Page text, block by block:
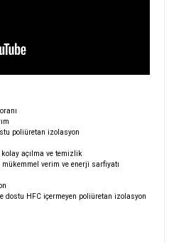
poliüretan izolasyon
açılma ve temizlik
mükemmel verim ve enerji sarfiyatı
dostu HFC içermeyen poliüretan izolasyon